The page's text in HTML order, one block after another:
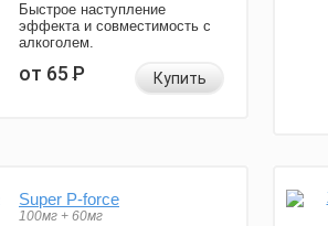
Быстрое наступление
эффекта и совместимость с
алкоголем.
от 65Р Купить
Super P-force
100мг + 60мг